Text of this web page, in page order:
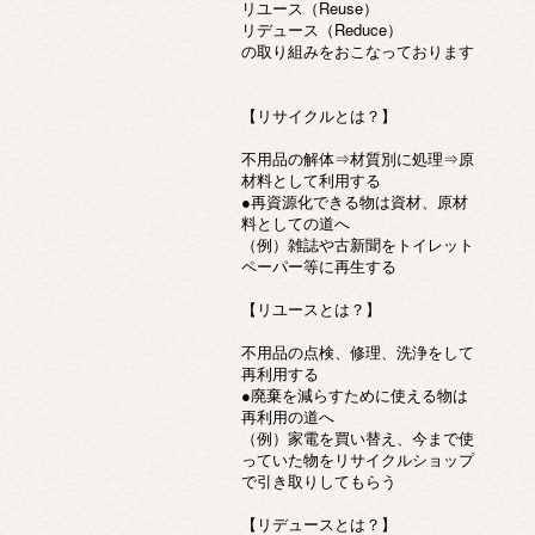
リユース（Reuse）
リデュース（Reduce）
の取り組みをおこなっております
【リサイクルとは？】
不用品の解体⇒材質別に処理⇒原
材料として利用する
●再資源化できる物は資材、原材
料としての道へ
（例）雑誌や古新聞をトイレット
ペーパー等に再生する
【リユースとは？】
不用品の点検、修理、洗浄をして
再利用する
●廃棄を減らすために使える物は
再利用の道へ
（例）家電を買い替え、今まで使
っていた物をリサイクルショップ
で引き取りしてもらう
【リデュースとは？】